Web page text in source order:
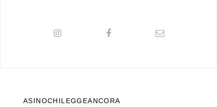
ASINOCHILEGGEANCORA